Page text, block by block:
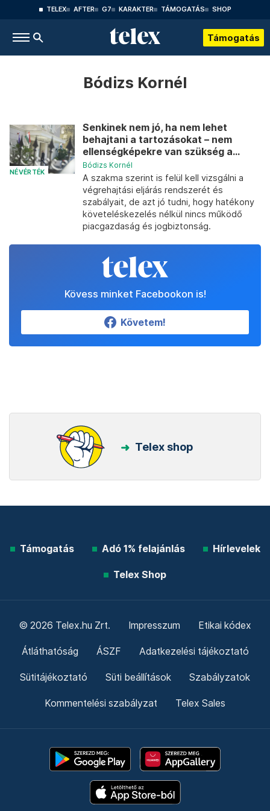
TELEX AFTER G7 KARAKTER TÁMOGATÁS SHOP
Támogatás
Bódizs Kornél
NÉVÉRTÉK
Senkinek nem jó, ha nem lehet
behajtani a tartozásokat – nem
ellenségképekre van szükség a...
Bódizs Kornél
A szakma szerint is felül kell vizsgálni a
végrehajtási eljárás rendszerét és
szabályait, de azt jó tudni, hogy hatékony
követeléskezelés nélkül nincs működő
piacgazdaság és jogbiztonság.
Kövess minket Facebookon is!
Követem!
Telex shop
Támogatás Adó 1% felajánlás Hírlevelek
Telex Shop
© 2026 Telex.hu Zrt. Impresszum Etikai kódex
Átláthatóság ÁSZF Adatkezelési tájékoztató
Sütitájékoztató Süti beállítások Szabályzatok
Kommentelési szabályzat Telex Sales